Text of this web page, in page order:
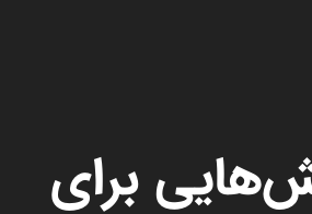
برای